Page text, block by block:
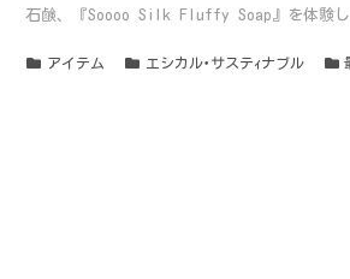
石鹸、『Soooo Silk Fluffy Soap』を体験し
アイテム エシカル･サステｨナブル